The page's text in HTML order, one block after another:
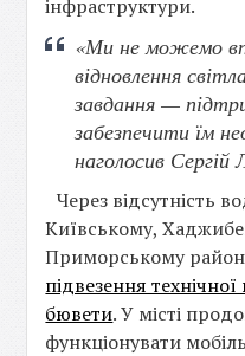
інфраструктури.
«Ми не можемо
відновлення
завдання —
забезпечити їм
наголосив Сергій
Через відсутність
Київському,
Приморському
підвезення
бювети. У місті
функціонувати